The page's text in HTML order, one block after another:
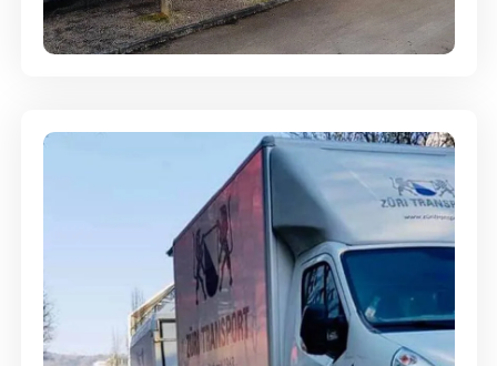
Entsorgung & Räumung